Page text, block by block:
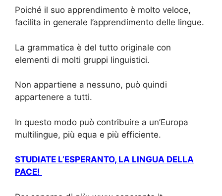
Poiché il suo apprendimento è molto veloce,
facilita in generale l’apprendimento delle lingue.
La grammatica è del tutto originale con
elementi di molti gruppi linguistici.
Non appartiene a nessuno, può quindi
appartenere a tutti.
In questo modo può contribuire a un’Europa
multilingue, più equa e più efficiente.
STUDIATE L’ESPERANTO, LA LINGUA DELLA
PACE!